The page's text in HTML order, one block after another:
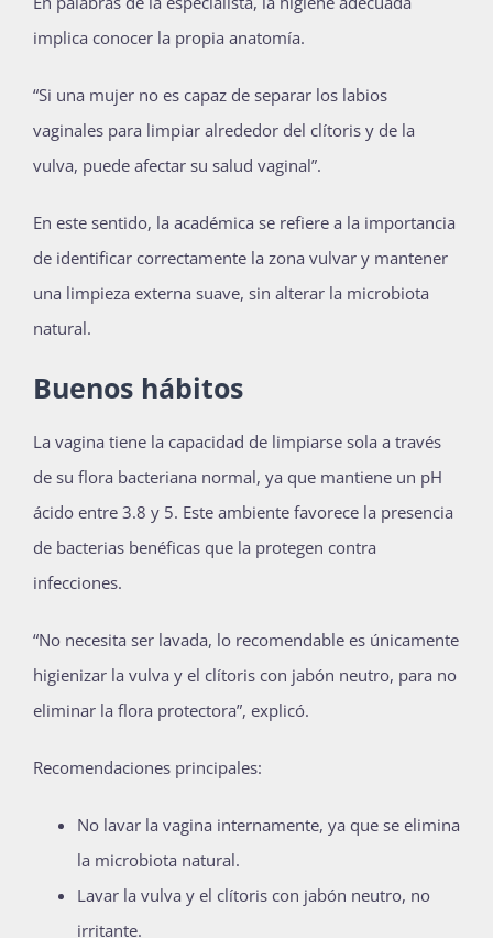
implica conocer la propia anatomía.
“Si una mujer no es capaz de separar los labios
vaginales para limpiar alrededor del clítoris y de la
vulva, puede afectar su salud vaginal”.
En este sentido, la académica se refiere a la importancia
de identificar correctamente la zona vulvar y mantener
una limpieza externa suave, sin alterar la microbiota
natural.
Buenos hábitos
La vagina tiene la capacidad de limpiarse sola a través
de su flora bacteriana normal, ya que mantiene un pH
ácido entre 3.8 y 5. Este ambiente favorece la presencia
de bacterias benéficas que la protegen contra
infecciones.
“No necesita ser lavada, lo recomendable es únicamente
higienizar la vulva y el clítoris con jabón neutro, para no
eliminar la flora protectora”, explicó.
Recomendaciones principales:
No lavar la vagina internamente, ya que se elimina
la microbiota natural.
Lavar la vulva y el clítoris con jabón neutro, no
irritante.